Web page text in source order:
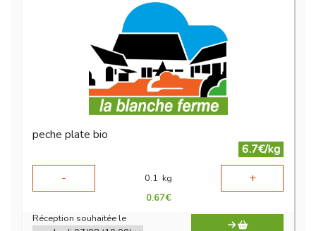
peche plate bio
6.7€/kg
-
0.1 kg +
0.67€
Réception souhaitée le